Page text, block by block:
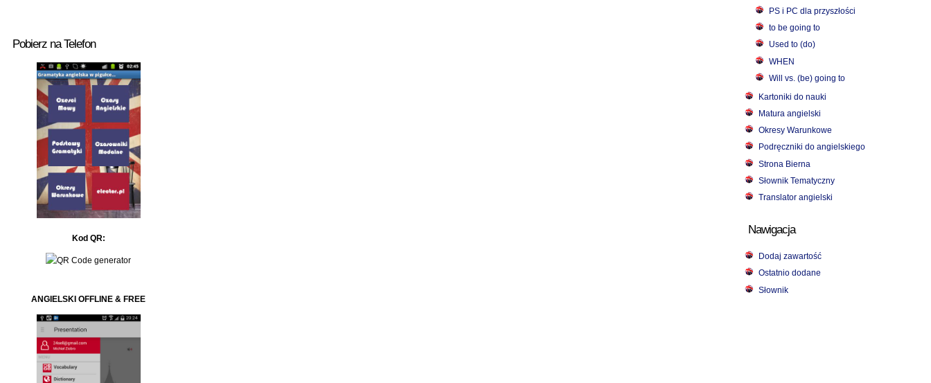
PS i PC dla przyszłości
to be going to
Used to (do)
WHEN
Will vs. (be) going to
Kartoniki do nauki
Matura angielski
Okresy Warunkowe
Podręczniki do angielskiego
Strona Bierna
Słownik Tematyczny
Translator angielski
Nawigacja
Dodaj zawartość
Ostatnio dodane
Słownik
Pobierz na Telefon
Kod QR:
ANGIELSKI OFFLINE & FREE